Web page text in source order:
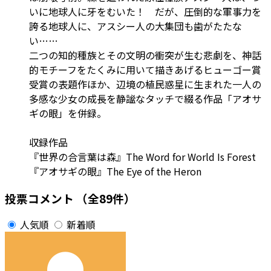
いに地球人に牙をむいた！ だが、圧倒的な軍事力を
誇る地球人に、アスシー人の大集団も歯がたたな
い……
二つの知的種族とその文明の衝突が生む悲劇を、神話
的モチーフをたくみに用いて描きあげるヒューゴー賞
受賞の表題作ほか、辺境の植民惑星に生まれた一人の
多感な少女の成長を静謐なタッチで綴る作品「アオサ
ギの眼」を併録。
収録作品
『世界の合言葉は森』The Word for World Is Forest
『アオサギの眼』The Eye of the Heron
投票コメント （全89件）
人気順 新着順